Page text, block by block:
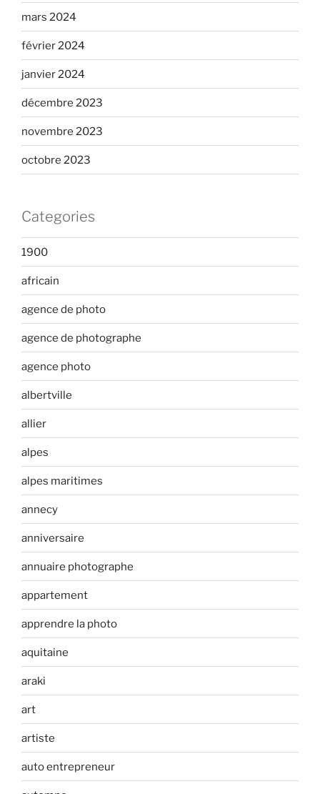
mars 2024
février 2024
janvier 2024
décembre 2023
novembre 2023
octobre 2023
Categories
1900
africain
agence de photo
agence de photographe
agence photo
albertville
allier
alpes
alpes maritimes
annecy
anniversaire
annuaire photographe
appartement
apprendre la photo
aquitaine
araki
art
artiste
auto entrepreneur